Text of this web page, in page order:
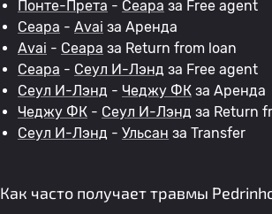
Понте-Прета - Сеара за Free agent
Сеара - Avai за Аренда
Avai - Сеара за Return from loan
Сеара - Сеул И-Лэнд за Free agent
Сеул И-Лэнд - Чеджу ФК за Аренда
Чеджу ФК - Сеул И-Лэнд за Return
Сеул И-Лэнд - Ульсан за Transfer
Как часто получает травмы